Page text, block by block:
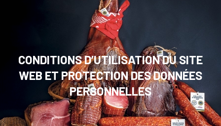
CONDITIONS D’UTILISATION DU SITE
WEB ET PROTECTION DES DONNÉES
PERSONNELLES